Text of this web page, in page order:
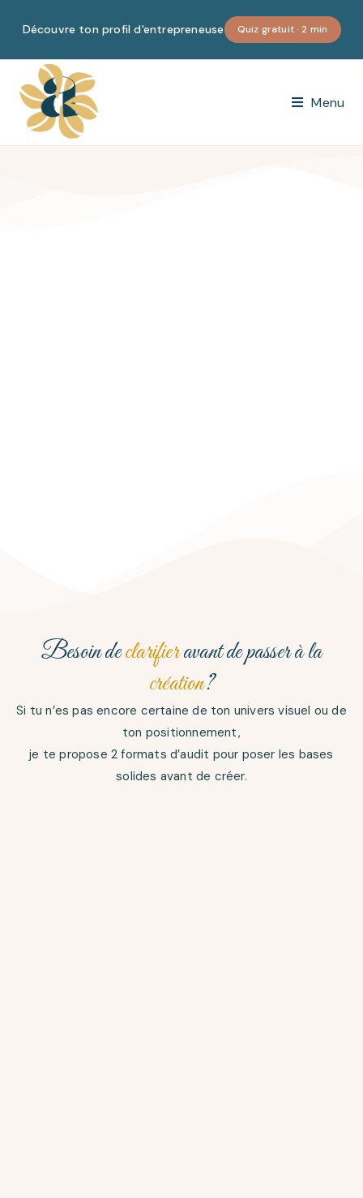
Découvre ton profil d'entrepreneuse Quiz gratuit · 2 min
Menu
Besoin declarifieravant de passer à la
création?
Si tu n’es pas encore certaine de ton univers visuel ou de
ton positionnement,
je te propose 2 formats d’audit pour poser les bases
solides avant de créer.